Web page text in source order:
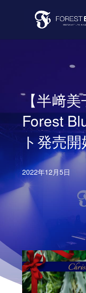
【半﨑
Forest
ト発売
2022年12月5日